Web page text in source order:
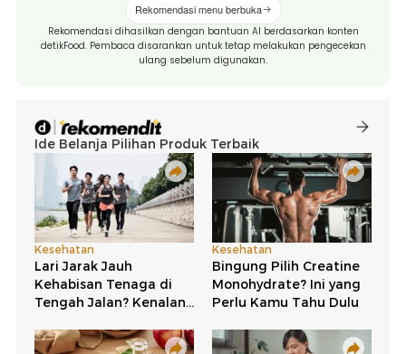
Rekomendasi menu berbuka
Rekomendasi dihasilkan dengan bantuan AI berdasarkan konten
detikFood. Pembaca disarankan untuk tetap melakukan pengecekan
ulang sebelum digunakan.